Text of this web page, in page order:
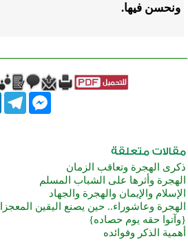
ونحسن فيها.
ذكرى الهجرة وتعاقب الزمان
الهجرة وأثرها على الشباب المسلم
الإسلام والإيمان والهجرة والجهاد
الهجرة وعاشوراء.. حين يصنع اليقين
{وآتوا حقه يوم حصاده}
أهمية الذكر وفوائده